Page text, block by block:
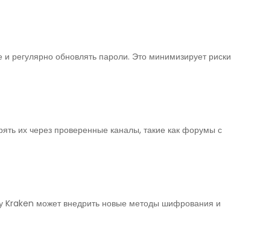
регулярно обновлять пароли. Это минимизирует риски
их через проверенные каналы, такие как форумы с
Kraken может внедрить новые методы шифрования и